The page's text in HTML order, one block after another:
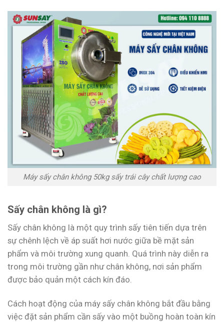
Máy sấy chân không 50kg sấy trái cây chất lượng cao
Sấy chân không là gì?
Sấy chân không là một quy trình sấy tiên tiến dựa trên
sự chênh lệch về áp suất hơi nước giữa bề mặt sản
phẩm và môi trường xung quanh. Quá trình này diễn ra
trong môi trường gần như chân không, nơi sản phẩm
được bảo quản một cách kín đáo.
Cách hoạt động của máy sấy chân không bắt đầu bằng
việc đặt sản phẩm cần sấy vào một buồng hoàn toàn kín